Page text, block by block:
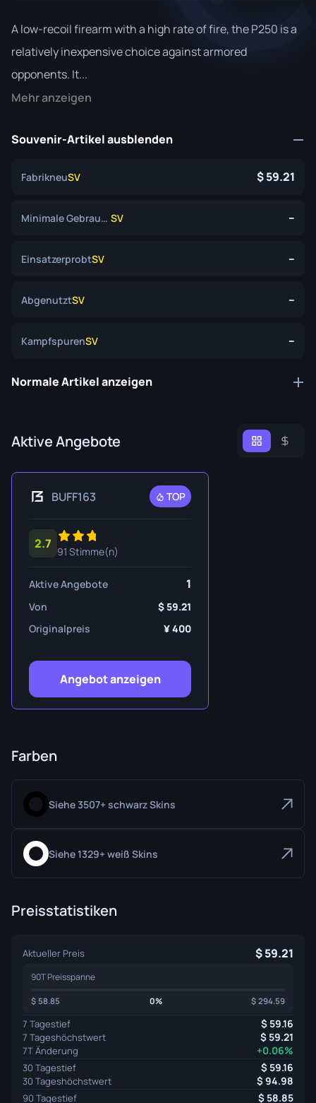
A low-recoil firearm with a high rate of fire, the P250 is a
relatively inexpensive choice against armored
opponents. It...
Mehr anzeigen
Souvenir-Artikel ausblenden
FabrikneuSV 59.21
Minimale Gebrauchsspuren SV --
EinsatzerprobtSV --
AbgenutztSV --
KampfspurenSV --
Normale Artikel anzeigen
Aktive Angebote
BUFF163 TOP
2.7
91 Stimme(n)
Aktive Angebote 1
Von
59.21
Originalpreis
400
Angebot anzeigen
Farben
Siehe 3507+ schwarz Skins
Siehe 1329+ weiß Skins
Preisstatistiken
Aktueller Preis 59.21
90T Preisspanne
58.85 0% 294.59
7 Tagestief 59.16
7 Tageshöchstwert 59.21
7T Änderung +0.06%
30 Tagestief 59.16
30 Tageshöchstwert 94.98
90 Tagestief 58.85